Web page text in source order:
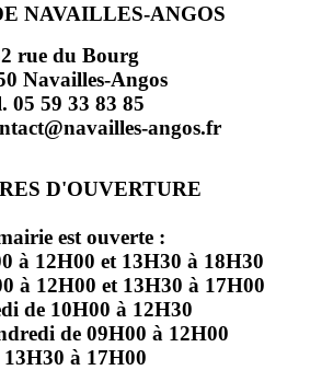
NAVAILLES-ANGOS
rue du Bourg
Navailles-Angos
05 59 33 83 85
angos.fr
D'OUVERTURE
est ouverte :
à 12H00 et 13H30 à 18H30
à 12H00 et 13H30 à 17H00
de 10H00 à 12H30
de 09H00 à 12H00
13H30 à 17H00